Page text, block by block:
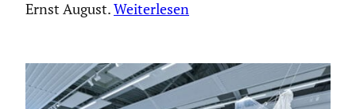
Ernst August.Weiter­lesen